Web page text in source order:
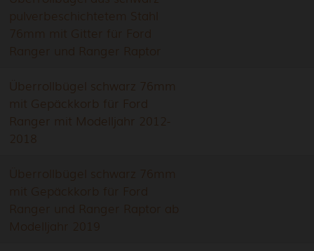
pulverbeschichtetem Stahl
76mm mit Gitter für Ford
Ranger und Ranger Raptor
Überrollbügel schwarz 76mm
mit Gepäckkorb für Ford
Ranger mit Modelljahr 2012-
2018
Überrollbügel schwarz 76mm
mit Gepäckkorb für Ford
Ranger und Ranger Raptor ab
Modelljahr 2019